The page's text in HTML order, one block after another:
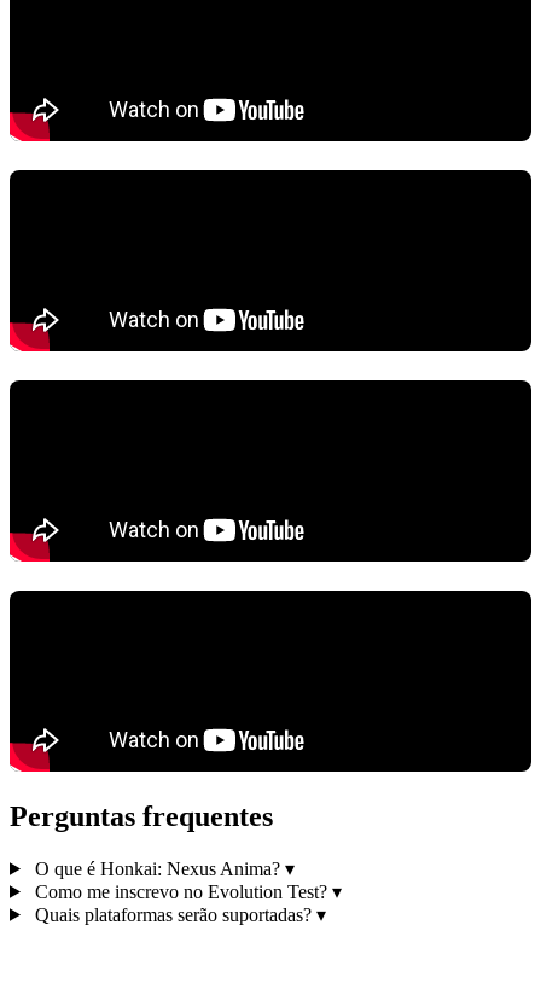
Perguntas frequentes
O que é Honkai: Nexus Anima? ▾
Como me inscrevo no Evolution Test? ▾
Quais plataformas serão suportadas? ▾